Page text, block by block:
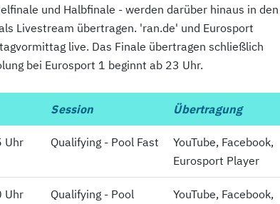
und Halbfinale - werden darüber hinaus in den
Livestream übertragen. 'ran.de' und Eurosport
live. Das Finale übertragen schließlich
bei Eurosport 1 beginnt ab 23 Uhr.
Session Übertragung
Uhr Qualifying - Pool Fast
YouTube, Facebook,
Eurosport Player
Uhr
Qualifying - Pool
YouTube, Facebook,